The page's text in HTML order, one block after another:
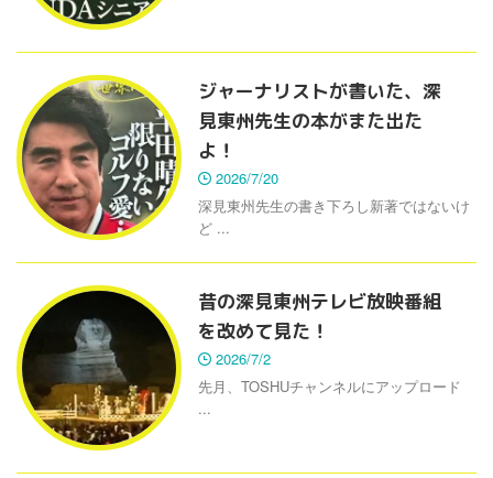
ジャーナリストが書いた、深
見東州先生の本がまた出た
よ！
2026/7/20
深見東州先生の書き下ろし新著ではないけ
ど ...
昔の深見東州テレビ放映番組
を改めて見た！
2026/7/2
先月、TOSHUチャンネルにアップロード
...